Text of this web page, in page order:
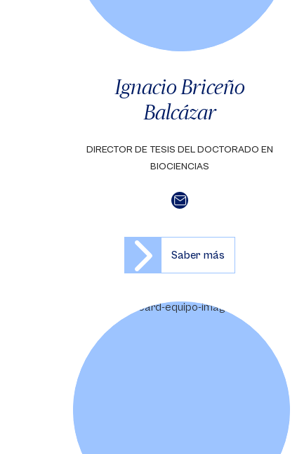
Ignacio Briceño
Balcázar
DIRECTOR DE TESIS DEL DOCTORADO EN
BIOCIENCIAS
Saber más